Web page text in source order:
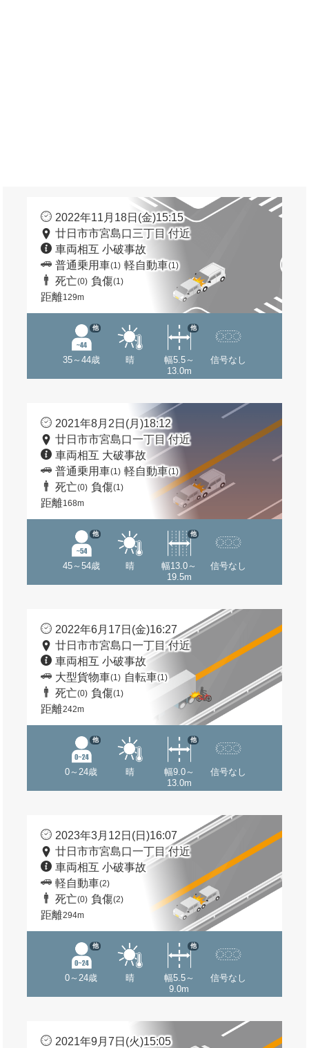
2022年11月18日(金)15:15
廿日市市宮島口三丁目 付近
車両相互 小破事故
普通乗用車(1) 軽自動車(1)
死亡(0) 負傷(1)
距離129m
35～44歳
他
晴
幅5.5～
13.0m
他
信号なし
2021年8月2日(月)18:12
廿日市市宮島口一丁目 付近
車両相互 大破事故
普通乗用車(1) 軽自動車(1)
死亡(0) 負傷(1)
距離168m
45～54歳
他
晴
幅13.0～
19.5m
他
信号なし
2022年6月17日(金)16:27
廿日市市宮島口一丁目 付近
車両相互 小破事故
大型貨物車(1) 自転車(1)
死亡(0) 負傷(1)
距離242m
0～24歳
他
晴
幅9.0～
13.0m
他
信号なし
2023年3月12日(日)16:07
廿日市市宮島口一丁目 付近
車両相互 小破事故
軽自動車(2)
死亡(0) 負傷(2)
距離294m
0～24歳
他
晴
幅5.5～
9.0m
他
信号なし
2021年9月7日(火)15:05